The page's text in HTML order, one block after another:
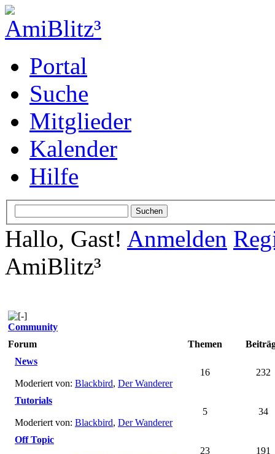
Portal
Suche
Mitglieder
Kalender
Hilfe
Hallo, Gast! Anmelden
AmiBlitz³
Community
Forum
Themen
News
Moderiert von: Blackbird, Der Wanderer
16 232
Tutorials
Moderiert von: Blackbird, Der Wanderer
5 34
Off Topic
23 191